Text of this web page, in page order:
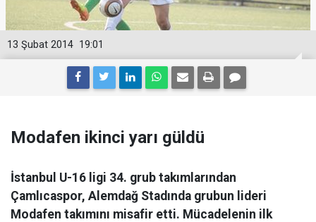
19:01
13 Şubat 2014
Modafen ikinci yarı güldü
İstanbul U-16 ligi 34. grub takımlarından
Çamlıcaspor, Alemdağ Stadında grubun lideri
Modafen takımını misafir etti. Mücadelenin ilk